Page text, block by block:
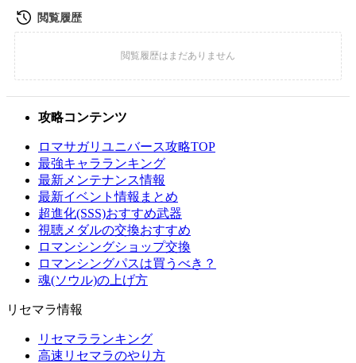
攻略コンテンツ
ロマサガリユニバース攻略TOP
最強キャラランキング
最新メンテナンス情報
最新イベント情報まとめ
超進化(SSS)おすすめ武器
視聴メダルの交換おすすめ
ロマンシングショップ交換
ロマンシングパスは買うべき？
魂(ソウル)の上げ方
リセマラ情報
リセマラランキング
高速リセマラのやり方